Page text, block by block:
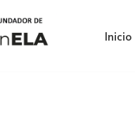
Inicio